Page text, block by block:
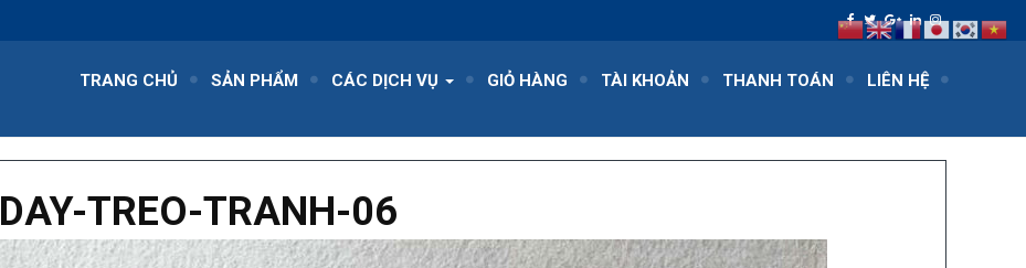
TRANG CHỦ SẢN PHẨM CÁC DỊCH VỤ GIỎ HÀNG TÀI KHOẢN THANH TOÁN LIÊN HỆ
DAY-TREO-TRANH-06